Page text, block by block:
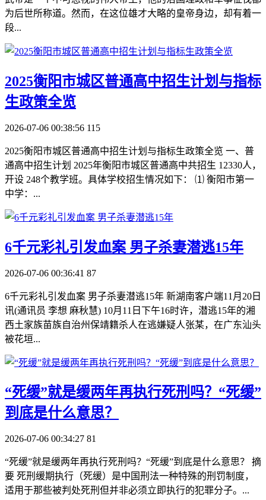
为后世所称道。然而，在这位雄才大略的皇帝身边，却有着一
段...
​2025衡阳市城区普通高中招生计划与指标
生政策全览
2026-07-06 00:38:56 115
2025衡阳市城区普通高中招生计划与指标生政策全览 一、普
通高中招生计划 2025年衡阳市城区普通高中共招生 12330人，
开设 248个教学班。具体学校招生情况如下： ⑴ 衡阳市第一
中学：...
​6千元彩礼引发血案 男子杀妻潜逃15年
2026-07-06 00:36:41 87
6千元彩礼引发血案 男子杀妻潜逃15年 新湖南客户端11月20日
讯(通讯员 李想 麻秋慧) 10月11日下午16时许，潜逃15年的湘
西土家族苗族自治州保靖籍杀人在逃嫌疑人张某，在广东汕头
被花垣...
​“死缓”就是缓两年再执行死刑吗？“死缓”
到底是什么意思？
2026-07-06 00:34:27 81
“死缓”就是缓两年再执行死刑吗？“死缓”到底是什么意思？ 摘
要 死刑缓期执行（死缓）是中国刑法一种特殊的刑罚制度，
适用于那些被判处死刑但并非必须立即执行的犯罪分子。...